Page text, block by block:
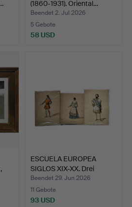
(1860-1931). Oriental…
Beendet 2. Jul 2026
5 Gebote
58 USD
ESCUELA EUROPEA
SIGLOS XIX-XX. Drei
Aquare…
Beendet 29. Jun 2026
11 Gebote
93 USD